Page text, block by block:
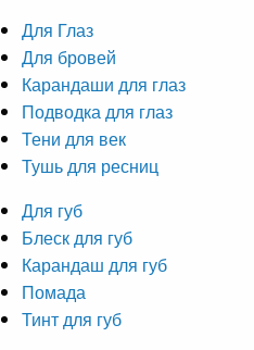
Для Глаз
Для бровей
Карандаши для глаз
Подводка для глаз
Тени для век
Тушь для ресниц
Для губ
Блеск для губ
Карандаш для губ
Помада
Тинт для губ